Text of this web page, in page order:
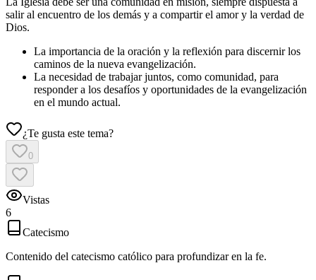
salir al encuentro de los demás y a compartir el amor y la verdad de
Dios.
La importancia de la oración y la reflexión para discernir los
caminos de la nueva evangelización.
La necesidad de trabajar juntos, como comunidad, para
responder a los desafíos y oportunidades de la evangelización
en el mundo actual.
¿Te gusta este tema?
0
Vistas
6
Catecismo
Contenido del catecismo católico para profundizar en la fe.